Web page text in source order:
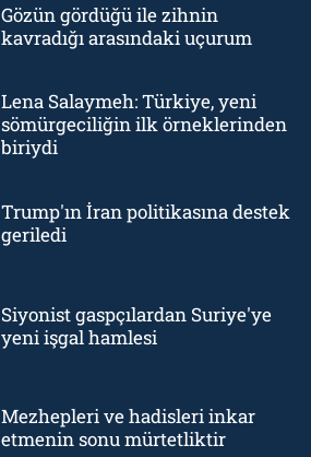
Gözün gördüğü ile zihnin
kavradığı arasındaki uçurum
Lena Salaymeh: Türkiye, yeni
sömürgeciliğin ilk örneklerinden
biriydi
Trump'ın İran politikasına destek
geriledi
Siyonist gaspçılardan Suriye'ye
yeni işgal hamlesi
Mezhepleri ve hadisleri inkar
etmenin sonu mürtetliktir